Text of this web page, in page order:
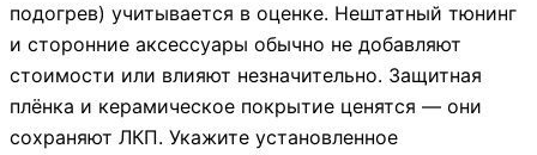
подогрев) учитывается в оценке. Нештатный тюнинг
и сторонние аксессуары обычно не добавляют
стоимости или влияют незначительно. Защитная
плёнка и керамическое покрытие ценятся — они
сохраняют ЛКП. Укажите установленное